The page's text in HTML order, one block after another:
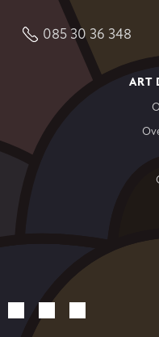
085 30 36 348
ART